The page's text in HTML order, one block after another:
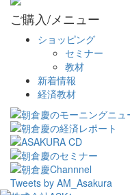
ご購入/メニュー
ショッピング
セミナー
教材
新着情報
経済教材
Tweets by AM_Asakura